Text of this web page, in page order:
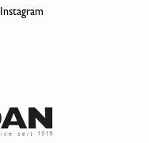
Instagram